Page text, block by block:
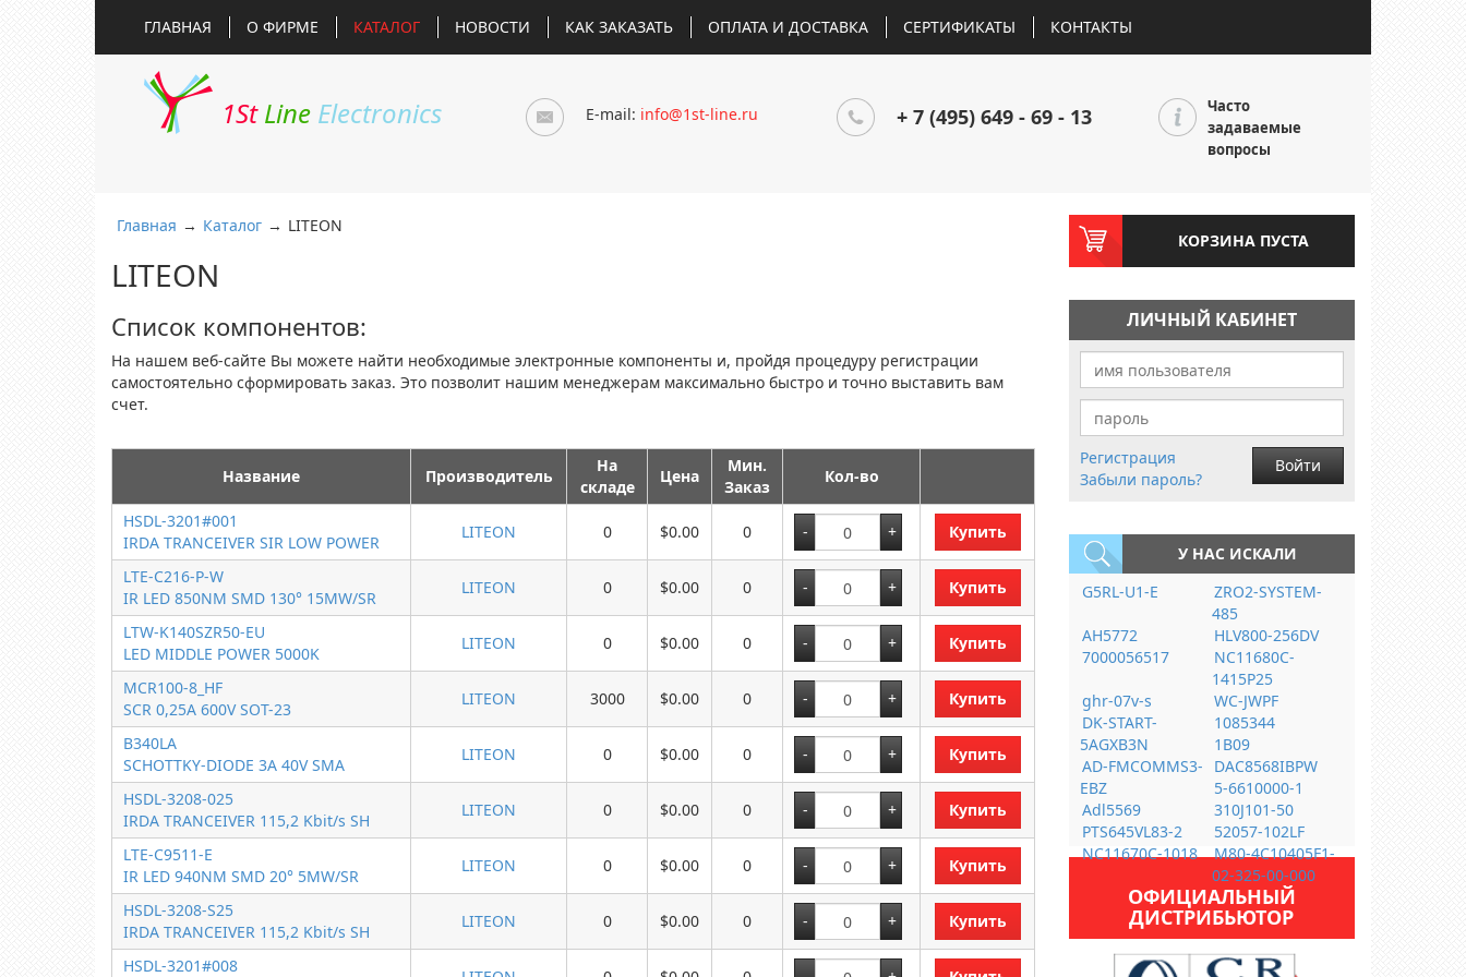
ГЛАВНАЯ О ФИРМЕ КАТАЛОГ НОВОСТИ КАК ЗАКАЗАТЬ ОПЛАТА И ДОСТАВКА СЕРТИФИКАТЫ КОНТАКТЫ
1St Line Electronics E-mail: info@1st-line.ru + 7 (495) 649 - 69 - 13
Часто
задаваемые
вопросы
Главная → Каталог → LITEON
LITEON
Список компонентов:
На нашем веб-сайте Вы можете найти необходимые электронные компоненты и, пройдя процедуру регистрации
самостоятельно сформировать заказ. Это позволит нашим менеджерам максимально быстро и точно выставить вам
счет.
Название Производитель
На
складе
Цена
Мин.
Заказ
Кол-во
HSDL-3201#001
IRDA TRANCEIVER SIR LOW POWER
LITEON 0 $0.00 0 Купить
LTE-C216-P-W
IR LED 850NM SMD 130° 15MW/SR
LITEON 0 $0.00 0 Купить
LTW-K140SZR50-EU
LED MIDDLE POWER 5000K
LITEON 0 $0.00 0 Купить
MCR100-8_HF
SCR 0,25A 600V SOT-23
LITEON 3000 $0.00 0 Купить
B340LA
SCHOTTKY-DIODE 3A 40V SMA
LITEON 0 $0.00 0 Купить
HSDL-3208-025
IRDA TRANCEIVER 115,2 Kbit/s SH
LITEON 0 $0.00 0 Купить
LTE-C9511-E
IR LED 940NM SMD 20° 5MW/SR
LITEON 0 $0.00 0 Купить
HSDL-3208-S25
IRDA TRANCEIVER 115,2 Kbit/s SH
LITEON 0 $0.00 0 Купить
HSDL-3201#008
КОРЗИНА ПУСТА
ЛИЧНЫЙ КАБИНЕТ
Регистрация
Забыли пароль?
Войти
У НАС ИСКАЛИ
G5RL-U1-E
ZRO2-SYSTEM-
485
AH5772
HLV800-256DV
7000056517
NC11680C-
1415P25
ghr-07v-s
WC-JWPF
DK-START-
5AGXB3N
1085344
1B09
AD-FMCOMMS3-
EBZ
DAC8568IBPW
5-6610000-1
Adl5569
310J101-50
PTS645VL83-2
52057-102LF
NC11670C-1018
M80-4C10405F1-
02-325-00-000
ОФИЦИАЛЬНЫЙ
ДИСТРИБЬЮТОР